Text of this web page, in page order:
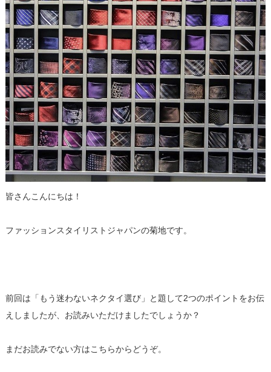
皆さんこんにちは！
ファッションスタイリストジャパンの菊地です。
前回は「もう迷わないネクタイ選び」と題して2つのポイントをお伝
えしましたが、お読みいただけましたでしょうか？
まだお読みでない方はこちらからどうぞ。